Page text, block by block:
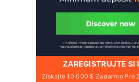
ZAREGISTRUJTE SI
Získajte 10 000 $ Zadarmo Pre